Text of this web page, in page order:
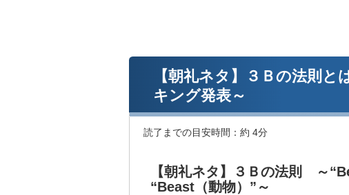
【朝礼ネタ】３Ｂの法則
キング発表～
読了までの目安時間： 約 4分
【朝礼ネタ】３Ｂの法則 ～
“Beast（動物）”～